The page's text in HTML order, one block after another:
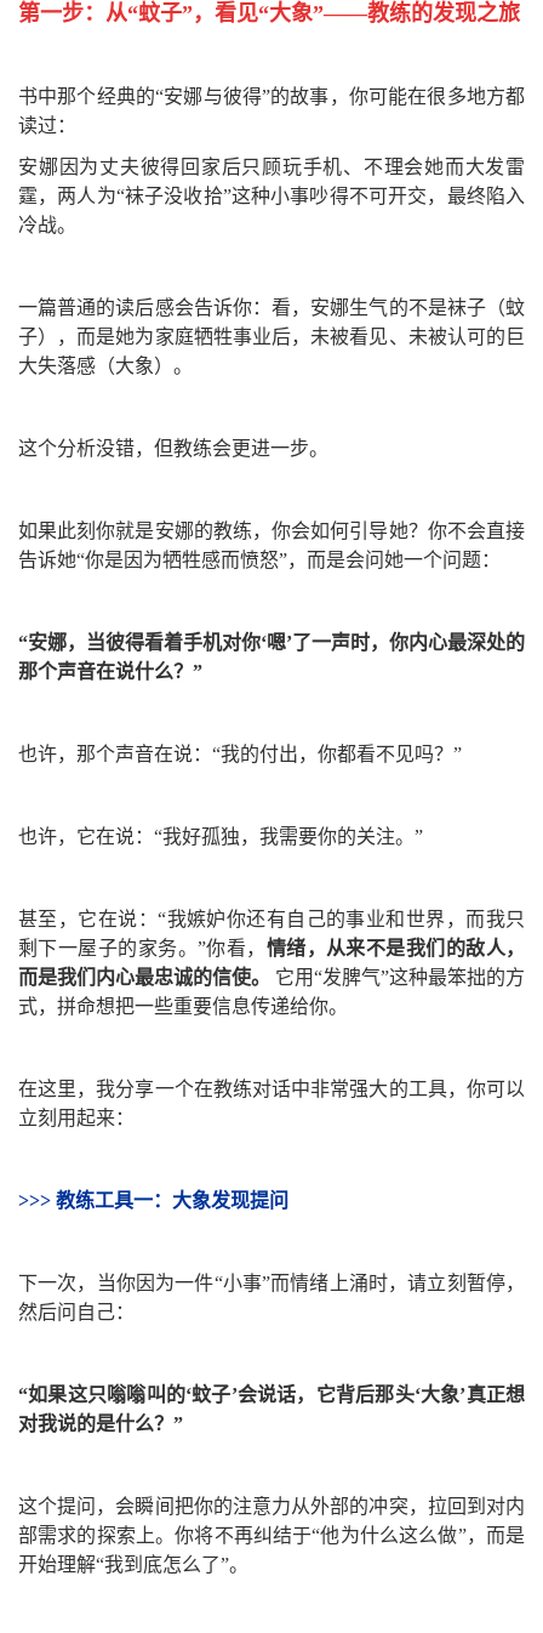
第一步：从“蚊子”，看见“大象”——教练的发现之旅
书中那个经典的“安娜与彼得”的故事，你可能在很多地方都
读过：
安娜因为丈夫彼得回家后只顾玩手机、不理会她而大发雷
霆，两人为“袜子没收拾”这种小事吵得不可开交，最终陷入
冷战。
一篇普通的读后感会告诉你：看，安娜生气的不是袜子（蚊
子），而是她为家庭牺牲事业后，未被看见、未被认可的巨
大失落感（大象）。
这个分析没错，但教练会更进一步。
如果此刻你就是安娜的教练，你会如何引导她？你不会直接
告诉她“你是因为牺牲感而愤怒”，而是会问她一个问题：
“安娜，当彼得看着手机对你‘嗯’了一声时，你内心最深处的
那个声音在说什么？”
也许，那个声音在说：“我的付出，你都看不见吗？”
也许，它在说：“我好孤独，我需要你的关注。”
甚至，它在说：“我嫉妒你还有自己的事业和世界，而我只
剩下一屋子的家务。”你看， 情绪，从来不是我们的敌人，
而是我们内心最忠诚的信使。
它用“发脾气”这种最笨拙的方
式，拼命想把一些重要信息传递给你。
在这里，我分享一个在教练对话中非常强大的工具，你可以
立刻用起来：
>>> 教练工具一：大象发现提问
下一次，当你因为一件“小事”而情绪上涌时，请立刻暂停，
然后问自己：
“如果这只嗡嗡叫的‘蚊子’会说话，它背后那头‘大象’真正想
对我说的是什么？”
这个提问，会瞬间把你的注意力从外部的冲突，拉回到对内
部需求的探索上。你将不再纠结于“他为什么这么做”，而是
开始理解“我到底怎么了”。